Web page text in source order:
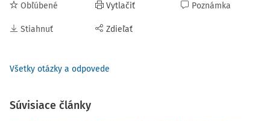
Obľúbené
Stiahnuť
Vytlačiť
Zdieľať
Poznámka
Všetky otázky a odpovede
Súvisiace články